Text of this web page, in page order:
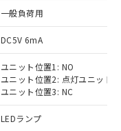
一般負荷用
DC5V 6mA
ユニット位置1: NO
ユニット位置2: 点灯ユニット
ユニット位置3: NC
LEDランプ